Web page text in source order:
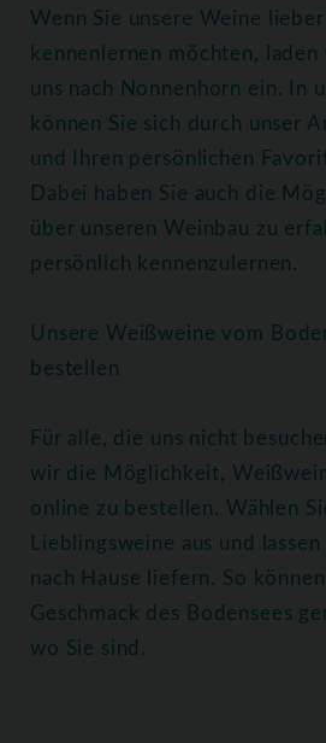
Wenn Sie unsere Weine
kennenlernen möchten,
uns nach Nonnenhorn ein. In
können Sie sich durch unser
und Ihren persönlichen
Dabei haben Sie auch die
über unseren Weinbau zu
persönlich kennenzulernen.
Unsere Weißweine vom
bestellen
Für alle, die uns nicht
wir die Möglichkeit,
online zu bestellen. Wählen
Lieblingsweine aus und
nach Hause liefern. So
Geschmack des Bodensees
wo Sie sind.